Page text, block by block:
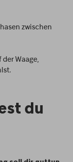
zwischen
Waage,
du